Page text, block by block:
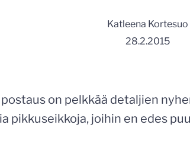
Katleena Kortesuo
28.2.2015
postaus on pelkkää detaljien
pikkuseikkoja, joihin en edes